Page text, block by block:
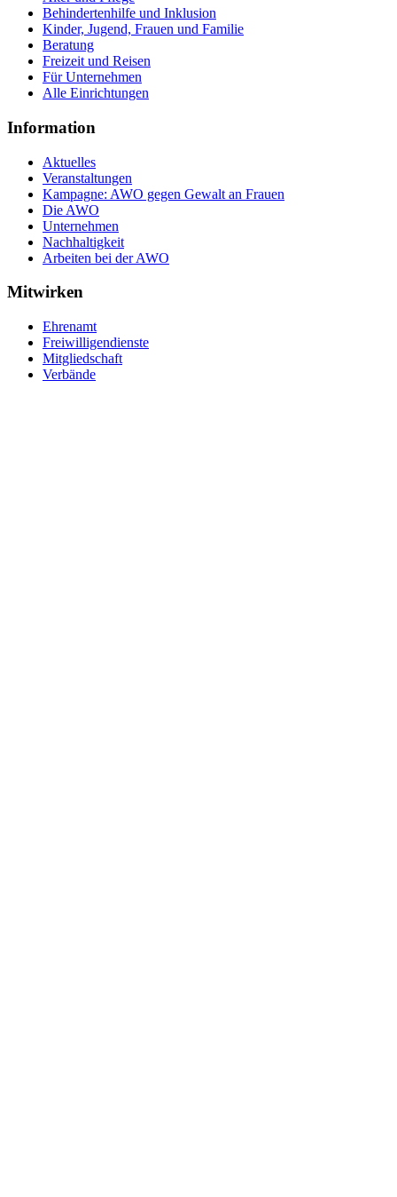
Behindertenhilfe und Inklusion
Kinder, Jugend, Frauen und Familie
Beratung
Freizeit und Reisen
Für Unternehmen
Alle Einrichtungen
Information
Aktuelles
Veranstaltungen
Kampagne: AWO gegen Gewalt an Frauen
Die AWO
Unternehmen
Nachhaltigkeit
Arbeiten bei der AWO
Mitwirken
Ehrenamt
Freiwilligendienste
Mitgliedschaft
Verbände